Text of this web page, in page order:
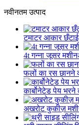
नवीनतम उत्पाद
टमाटर आकार
4t गन्ना जूसर मशीन
फलों का रस छानने
कार्बोनेटेड पेय भरने
अखरोट कुकीज़